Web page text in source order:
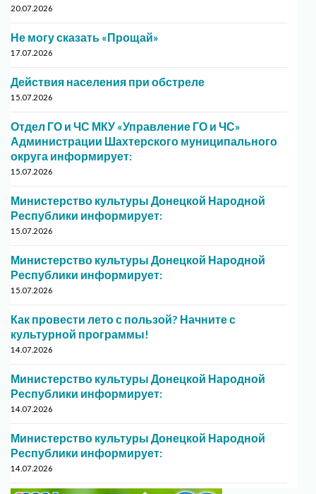
20.07.2026
Не могу сказать «Прощай»
17.07.2026
Действия населения при обстреле
15.07.2026
Отдел ГО и ЧС МКУ «Управление ГО и ЧС»
Администрации Шахтерского муниципального
округа информирует:
15.07.2026
Министерство культуры Донецкой Народной
Республики информирует:
15.07.2026
Министерство культуры Донецкой Народной
Республики информирует:
15.07.2026
Как провести лето с пользой? Начните с
культурной программы!
14.07.2026
Министерство культуры Донецкой Народной
Республики информирует:
14.07.2026
Министерство культуры Донецкой Народной
Республики информирует:
14.07.2026